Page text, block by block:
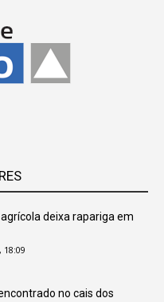
deixa rapariga em
no cais dos